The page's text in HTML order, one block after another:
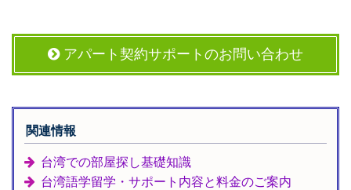
アパート契約サポートのお問い合わせ
関連情報
台湾での部屋探し基礎知識
台湾語学留学・サポート内容と料金のご案内